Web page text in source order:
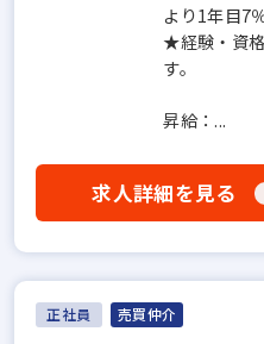
より1年目7
★経験・資
す。
昇給：...
求人詳細を見る
正社員 売買仲介